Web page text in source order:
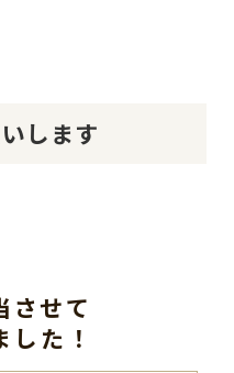
します
させて
した！